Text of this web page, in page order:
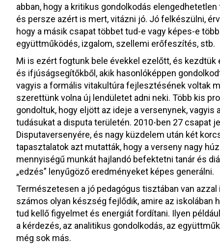
abban, hogy a kritikus gondolkodás
és persze azért is mert, vitázni jó. Jó felkészülni,
hogy a másik csapat többet tud-e vagy képes-e
együttműködés, izgalom, szellemi erőfeszítés, stb.
Mi is ezért fogtunk bele évekkel ezelőtt, és
és ifjúságsegítőkből, akik hasonlóképpen
vagyis a formális vitakultúra fejlesztésének voltak
szerettünk volna új lendületet adni neki. Több kis
gondoltuk, hogy eljött az ideje a versenynek,
tudásukat a disputa területén. 2010-ben 27 csapat
Disputaversenyére, és nagy küzdelem után két
tapasztalatok azt mutatták, hogy a verseny nagy
mennyiségű munkát hajlandó befektetni tanár és
„edzés” lenyűgöző eredményeket képes generálni.
Természetesen a jó pedagógus tisztában van
számos olyan készség fejlődik, amire az iskolában
tud kellő figyelmet és energiát fordítani. Ilyen
a kérdezés, az analitikus gondolkodás, az
még sok más.